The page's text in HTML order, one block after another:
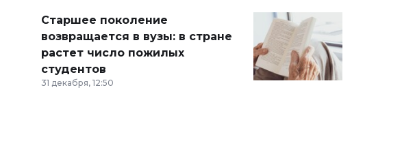
Старшее поколение
возвращается в вузы: в стране
растет число пожилых
студентов
31 декабря, 12:50